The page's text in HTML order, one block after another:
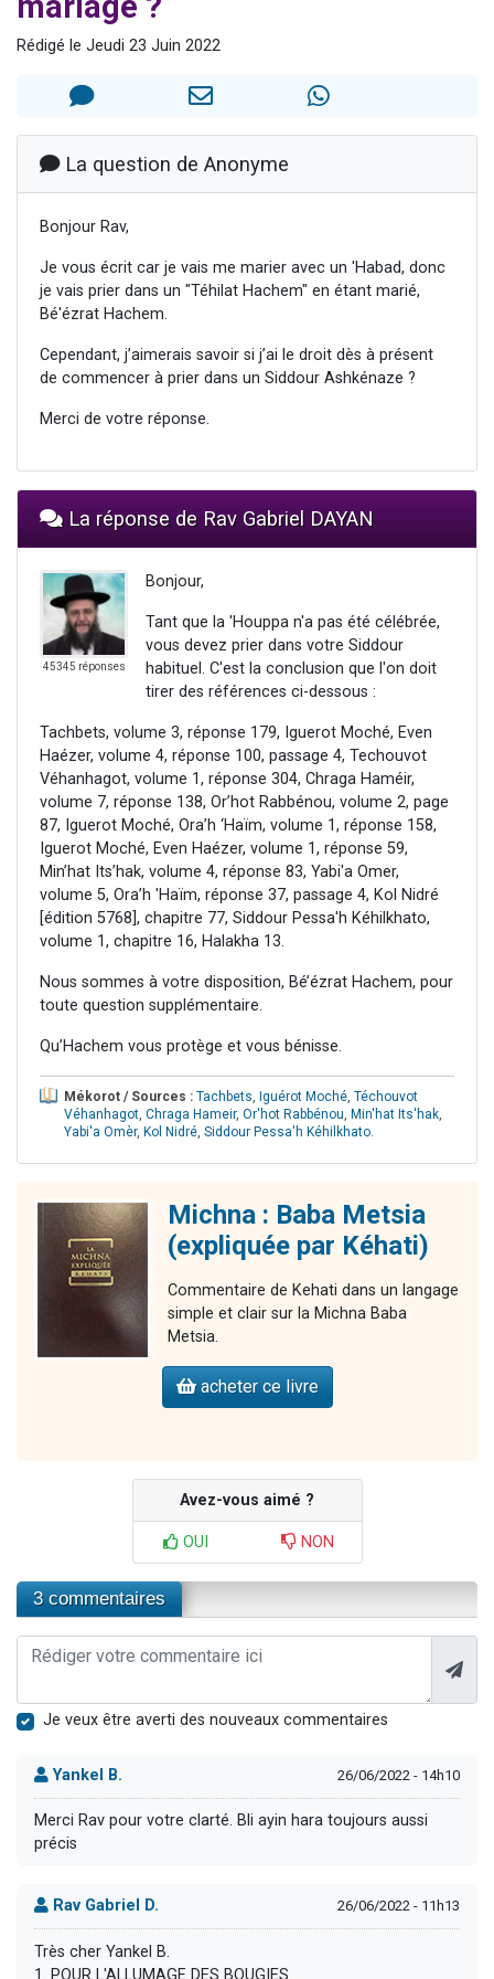
30 personnes viennent de faire un don pour Sauvez la jambe de Yohan
Il reste 49 places pour étudier en groupe sur Zoom
Rédigé le Jeudi 23 Juin 2022
La question de Anonyme
Bonjour Rav,
Je vous écrit car je vais me marier avec un 'Habad, donc
je vais prier dans un "Téhilat Hachem" en étant marié,
Bé'ézrat Hachem.
Cependant, j’aimerais savoir si j’ai le droit dès à présent
de commencer à prier dans un Siddour Ashkénaze ?
Merci de votre réponse.
La réponse de Rav Gabriel DAYAN
45345 réponses
Bonjour,
Tant que la 'Houppa n'a pas été célébrée,
vous devez prier dans votre Siddour
habituel. C'est la conclusion que l'on doit
tirer des références ci-dessous :
Tachbets, volume 3, réponse 179, Iguerot Moché, Even
Haézer, volume 4, réponse 100, passage 4, Techouvot
Véhanhagot, volume 1, réponse 304, Chraga Haméir,
volume 7, réponse 138, Or’hot Rabbénou, volume 2, page
87, Iguerot Moché, Ora’h ‘Haïm, volume 1, réponse 158,
Iguerot Moché, Even Haézer, volume 1, réponse 59,
Min’hat Its’hak, volume 4, réponse 83, Yabi'a Omer,
volume 5, Ora’h 'Haïm, réponse 37, passage 4, Kol Nidré
[édition 5768], chapitre 77, Siddour Pessa'h Kéhilkhato,
volume 1, chapitre 16, Halakha 13.
Nous sommes à votre disposition, Bé’ézrat Hachem, pour
toute question supplémentaire.
Qu’Hachem vous protège et vous bénisse.
Mékorot / Sources : Tachbets, Iguérot Moché, Téchouvot
Véhanhagot, Chraga Hameir, Or'hot Rabbénou, Min'hat Its'hak,
Yabi'a Omèr, Kol Nidré, Siddour Pessa'h Kéhilkhato.
Michna : Baba Metsia
(expliquée par Kéhati)
Commentaire de Kehati dans un langage
simple et clair sur la Michna Baba
Metsia.
acheter ce livre
Avez-vous aimé ?
OUI NON
3 commentaires
Je veux être averti des nouveaux commentaires
Yankel B. 26/06/2022 - 14h10
Merci Rav pour votre clarté. Bli ayin hara toujours aussi
précis
Rav Gabriel D. 26/06/2022 - 11h13
Très cher Yankel B.
1. POUR L'ALLUMAGE DES BOUGIES